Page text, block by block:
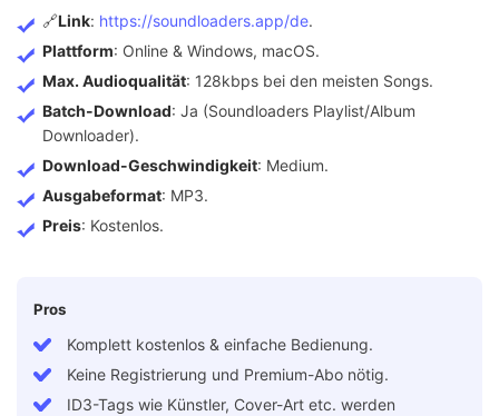
🔗Link: https://soundloaders.app/de.
Plattform: Online & Windows, macOS.
Max. Audioqualität: 128kbps bei den meisten Songs.
Batch-Download: Ja (Soundloaders Playlist/Album
Downloader).
Download-Geschwindigkeit: Medium.
Ausgabeformat: MP3.
Preis: Kostenlos.
Pros
Komplett kostenlos & einfache Bedienung.
Keine Registrierung und Premium-Abo nötig.
ID3-Tags wie Künstler, Cover-Art etc. werden